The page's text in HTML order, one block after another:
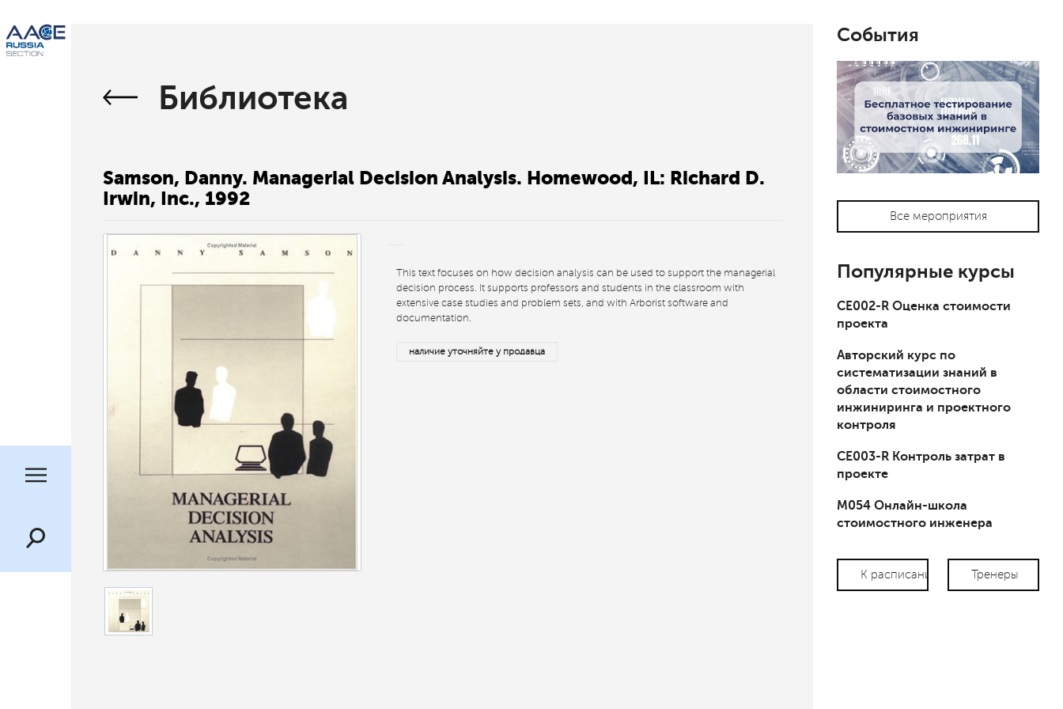
Библиотека
Samson, Danny. Managerial Decision Analysis. Homewood, IL: Richard D.
Irwin, Inc., 1992
This text focuses on how decision analysis can be used to support the managerial
decision process. It supports professors and students in the classroom with
extensive case studies and problem sets, and with Arborist software and
documentation.
наличие уточняйте у продавца
События
Все мероприятия
Популярные курсы
СЕ002-R Оценка стоимости
проекта
Авторский курс по
систематизации знаний в
области стоимостного
инжиниринга и проектного
контроля
СЕ003-R Контроль затрат в
проекте
М054 Онлайн-школа
стоимостного инженера
К расписанию Тренеры